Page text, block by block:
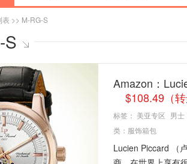
表 >> M-RG-S
S
Amazon：
$108.49（
标签： 美亚专区 男士
类： 服饰箱包
Lucien Piccard （